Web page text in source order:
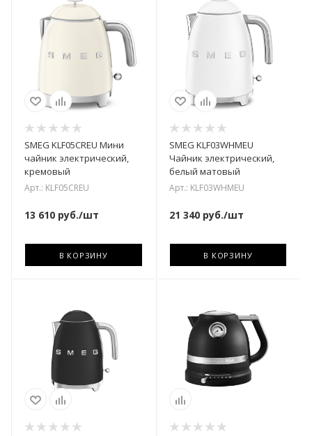
SMEG KLF05CREU Мини
чайник электрический,
кремовый
Арт.: KLF05CREU
13 610 руб./шт
В КОРЗИНУ
SMEG KLF03WHMEU
Чайник электрический,
белый матовый
Арт.: KLF03WHMEU
21 340руб./шт
В КОРЗИНУ